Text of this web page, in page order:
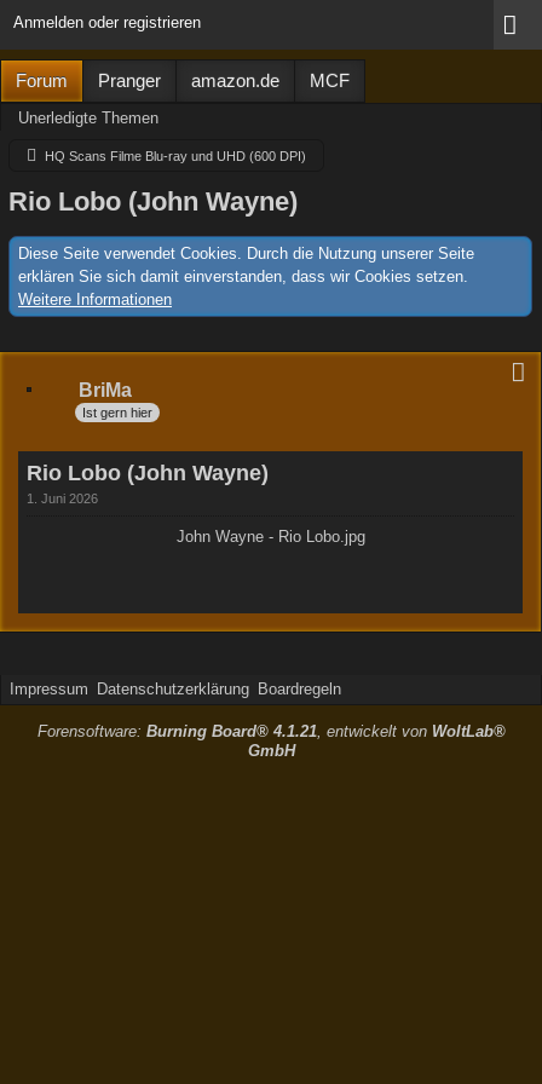
Anmelden oder registrieren
Forum Pranger amazon.de MCF
Unerledigte Themen
HQ Scans Filme Blu-ray und UHD (600 DPI)
Rio Lobo (John Wayne)
Diese Seite verwendet Cookies. Durch die Nutzung unserer Seite
erklären Sie sich damit einverstanden, dass wir Cookies setzen.
Weitere Informationen
BriMa
Ist gern hier
Rio Lobo (John Wayne)
1. Juni 2026
John Wayne - Rio Lobo.jpg
Impressum Datenschutzerklärung Boardregeln
Forensoftware: Burning Board® 4.1.21, entwickelt von WoltLab®
GmbH